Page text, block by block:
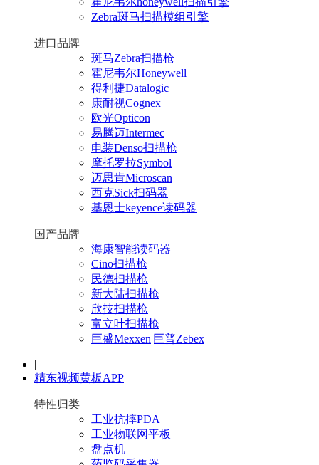
Zebra斑马扫描模组引擎
进口品牌
斑马Zebra扫描枪
霍尼韦尔Honeywell
得利捷Datalogic
康耐视Cognex
欧光Opticon
易腾迈Intermec
电装Denso扫描枪
摩托罗拉Symbol
迈思肯Microscan
西克Sick扫码器
基恩士keyence读码器
国产品牌
海康智能读码器
Cino扫描枪
民德扫描枪
新大陆扫描枪
欣技扫描枪
富立叶扫描枪
巨盛Mexxen|巨普Zebex
|
精东视频黄板APP
特性归类
工业抗摔PDA
工业物联网平板
盘点机